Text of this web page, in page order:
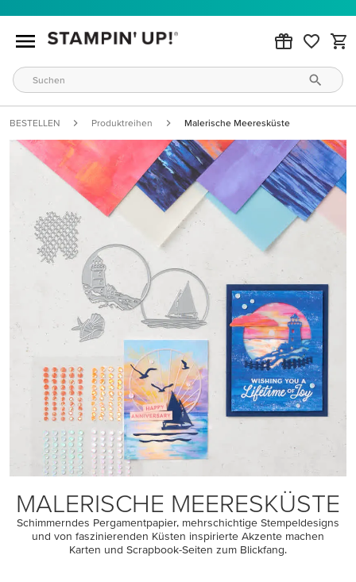
BESTELLEN Produktreihen Malerische Meeresküste
MALERISCHE MEERESKÜSTE
Schimmerndes Pergamentpapier, mehrschichtige Stempeldesigns
und von faszinierenden Küsten inspirierte Akzente machen
Karten und Scrapbook-Seiten zum Blickfang.